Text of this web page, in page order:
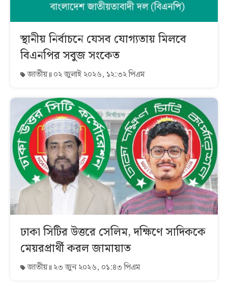
স্থানীয় নির্বাচনে যেসব যোগ্যতায় মিলবে
বিএনপির সবুজ সংকেত
জাতীয় ০২ জুলাই ২০২৬, ১২:৩২ পিএম
ঢাকা সিটির উত্তরে সেলিম, দক্ষিণে সাদিককে
মেয়রপ্রার্থী করল জামায়াত
জাতীয় ২৩ জুন ২০২৬, ০১:৪৩ পিএম